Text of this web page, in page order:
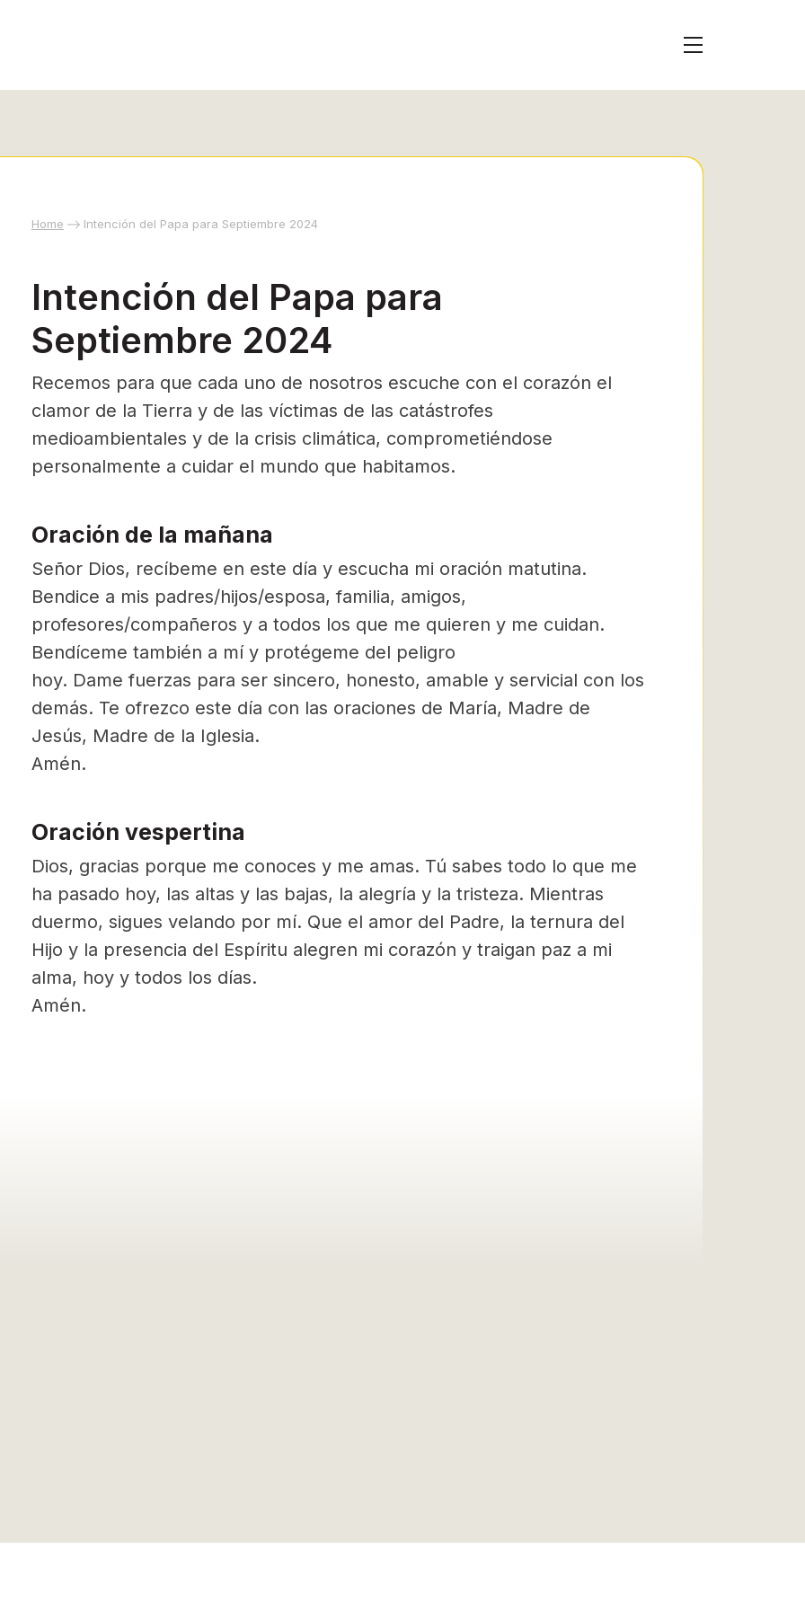
Home Intención del Papa para Septiembre 2024
Intención del Papa para
Septiembre 2024
Recemos para que cada uno de nosotros escuche con el corazón el
clamor de la Tierra y de las víctimas de las catástrofes
medioambientales y de la crisis climática, comprometiéndose
personalmente a cuidar el mundo que habitamos.
Oración de la mañana
Señor Dios, recíbeme en este día y escucha mi oración matutina.
Bendice a mis padres/hijos/esposa, familia, amigos,
profesores/compañeros y a todos los que me quieren y me cuidan.
Bendíceme también a mí y protégeme del peligro
hoy. Dame fuerzas para ser sincero, honesto, amable y servicial con los
demás. Te ofrezco este día con las oraciones de María, Madre de
Jesús, Madre de la Iglesia.
Amén.
Oración vespertina
Dios, gracias porque me conoces y me amas. Tú sabes todo lo que me
ha pasado hoy, las altas y las bajas, la alegría y la tristeza. Mientras
duermo, sigues velando por mí. Que el amor del Padre, la ternura del
Hijo y la presencia del Espíritu alegren mi corazón y traigan paz a mi
alma, hoy y todos los días.
Amén.